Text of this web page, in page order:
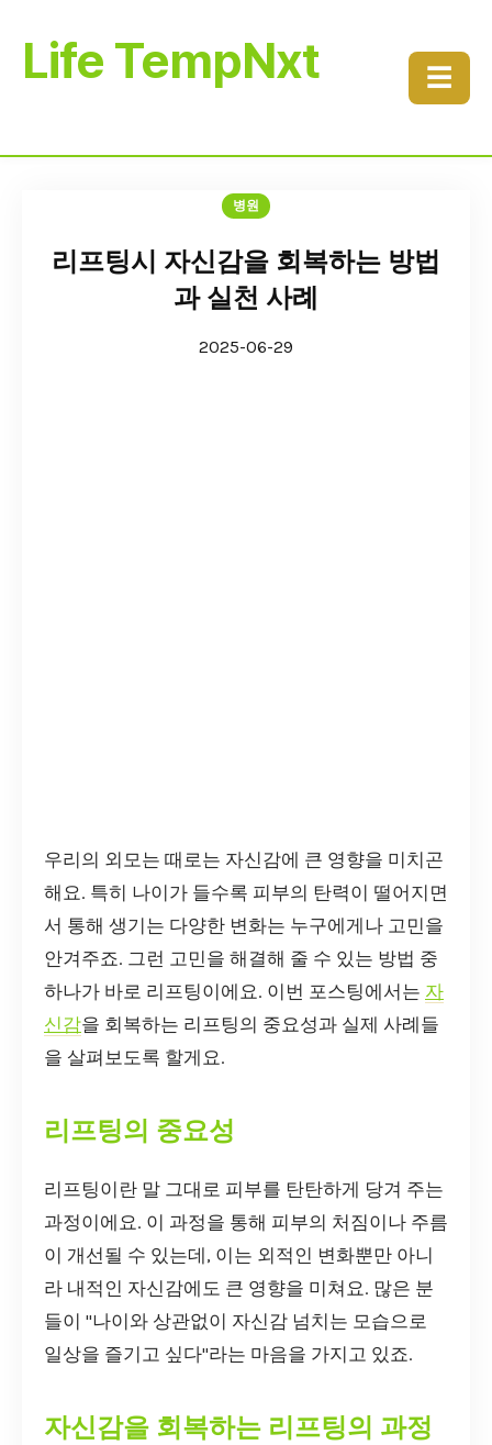
Life TempNxt ☰
병원
리프팅시 자신감을 회복하는 방법
과 실천 사례
2025-06-29
우리의 외모는 때로는 자신감에 큰 영향을 미치곤
해요. 특히 나이가 들수록 피부의 탄력이 떨어지면
서 통해 생기는 다양한 변화는 누구에게나 고민을
안겨주죠. 그런 고민을 해결해 줄 수 있는 방법 중
하나가 바로 리프팅이에요. 이번 포스팅에서는 자
신감을 회복하는 리프팅의 중요성과 실제 사례들
을 살펴보도록 할게요.
리프팅의 중요성
리프팅이란 말 그대로 피부를 탄탄하게 당겨 주는
과정이에요. 이 과정을 통해 피부의 처짐이나 주름
이 개선될 수 있는데, 이는 외적인 변화뿐만 아니
라 내적인 자신감에도 큰 영향을 미쳐요. 많은 분
들이 "나이와 상관없이 자신감 넘치는 모습으로
일상을 즐기고 싶다"라는 마음을 가지고 있죠.
자신감을 회복하는 리프팅의 과정